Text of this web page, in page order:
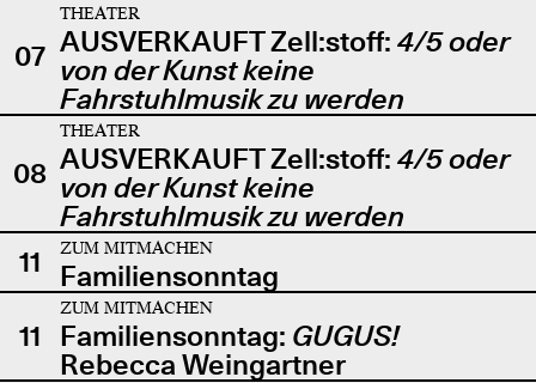
07
THEATER
AUSVERKAUFT Zell:stoff: 4/5 oder
von der Kunst keine
Fahrstuhlmusik zu werden
08
THEATER
AUSVERKAUFT Zell:stoff: 4/5 oder
von der Kunst keine
Fahrstuhlmusik zu werden
11
ZUM MITMACHEN
Familiensonntag
11
ZUM MITMACHEN
Familiensonntag: GUGUS!
Rebecca Weingartner